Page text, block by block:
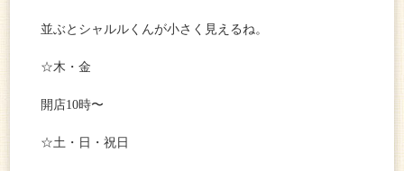
並ぶとシャルルくんが小さく見えるね。
☆木・金
開店10時〜
☆土・日・祝日